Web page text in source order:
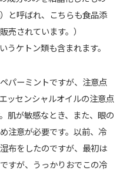
と呼ばれ、こちらも食品添
売されています。）
うケトン類も含まれます。
パーミントですが、注意点
ッセンシャルオイルの注意点
肌が敏感なとき、また、眼の
注意が必要です。以前、冷
布をしたのですが、最初は
すが、うっかりおでこの冷